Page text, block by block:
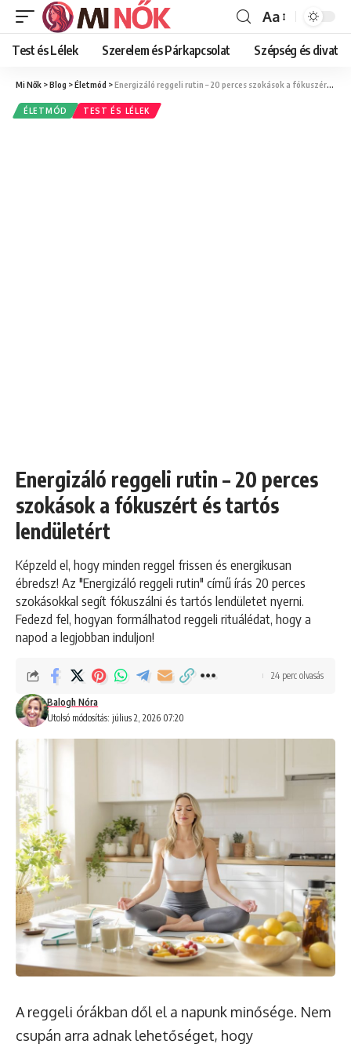
Font
Resizer
Aa
Test és Lélek Szerelem és Párkapcsolat Szépség és divat
Mi Nők >Blog >Életmód >Energizáló reggeli rutin – 20 perces szokások a fókuszért és tartós lendületért
ÉLETMÓD TEST ÉS LÉLEK
Energizáló reggeli rutin – 20 perces
szokások a fókuszért és tartós
lendületért
Képzeld el, hogy minden reggel frissen és energikusan
ébredsz! Az "Energizáló reggeli rutin" című írás 20 perces
szokásokkal segít fókuszálni és tartós lendületet nyerni.
Fedezd fel, hogyan formálhatod reggeli rituálédat, hogy a
napod a legjobban induljon!
Utolsó módosítás: július 2, 2026 07:20
Balogh Nóra
24 perc olvasás
A reggeli órákban dől el a napunk minősége. Nem
csupán arra adnak lehetőséget, hogy